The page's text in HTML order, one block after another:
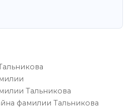
Тальникова
фамилии Тальникова